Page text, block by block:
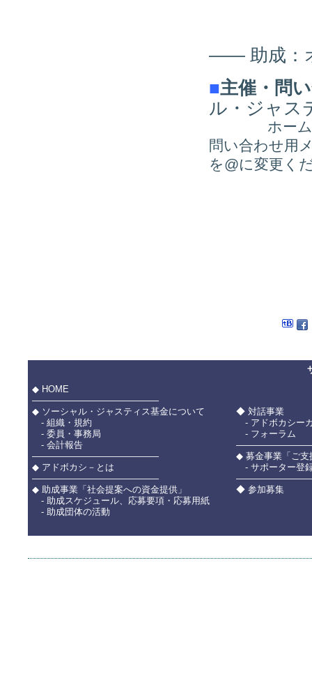
—— 助成：
■主催・問
ル・ジャス
ホーム
問い合わせ用
を@に変更く
◆ HOME
――――――――――――――
◆ ソーシャル・ジャスティス基金について
- 組織・規約
- 委員・事務局
- 会計報告
――――――――――――――
◆ アドボカシ－とは
――――――――――――――
◆ 助成事業「社会提案への資金提供」
- 助成スケジュール、応募要項・応募用紙
- 助成団体の活動
◆ 対話事業
- アドボカシー
- フォーラム
◆ 募金事業「ご支
- サポーター登
◆ 参加募集